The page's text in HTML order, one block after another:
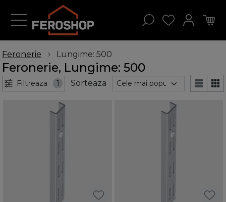
Feronerie Lungime: 500
Feronerie, Lungime: 500
Filtreaza 1 Sorteaza